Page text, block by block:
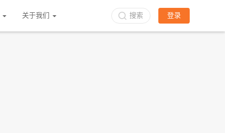
关于我们 搜索 登录